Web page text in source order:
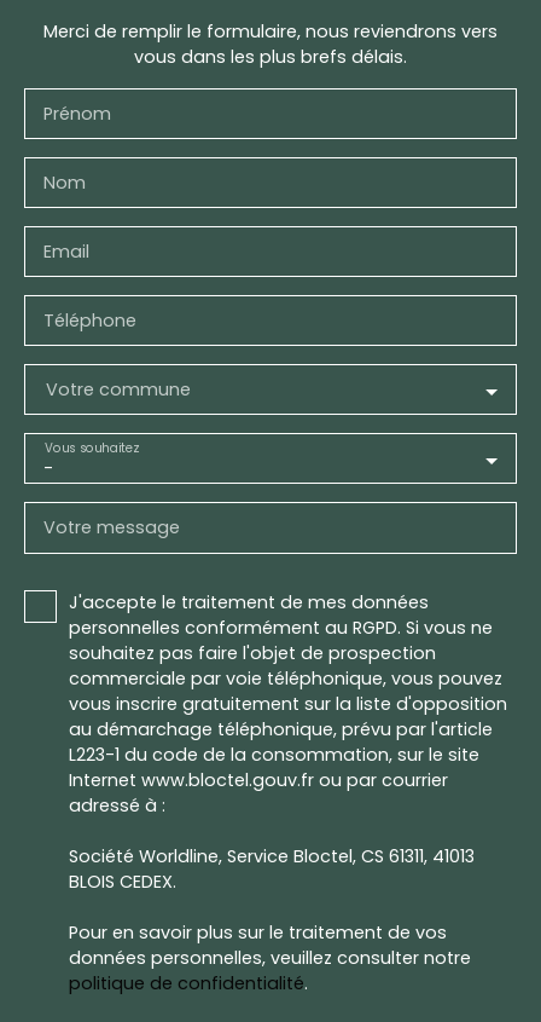
Merci de remplir le formulaire, nous reviendrons vers
vous dans les plus brefs délais.
Prénom
Nom
Email
Téléphone
Votre commune
-
Vous souhaitez
Votre message
J'accepte le traitement de mes données
personnelles conformément au RGPD. Si vous ne
souhaitez pas faire l'objet de prospection
commerciale par voie téléphonique, vous pouvez
vous inscrire gratuitement sur la liste d'opposition
au démarchage téléphonique, prévu par l'article
L223-1 du code de la consommation, sur le site
Internet www.bloctel.gouv.fr ou par courrier
adressé à :
Société Worldline, Service Bloctel, CS 61311, 41013
BLOIS CEDEX.
Pour en savoir plus sur le traitement de vos
données personnelles, veuillez consulter notre
politique de confidentialité.